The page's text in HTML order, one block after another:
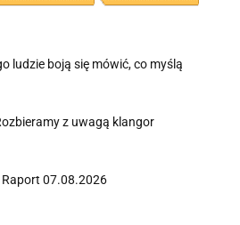
ludzie boją się mówić, co myślą
z uwagą klangor
07.08.2026